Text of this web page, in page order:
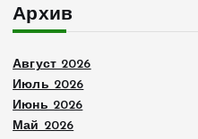
Архив
Август 2026
Июль 2026
Июнь 2026
Май 2026